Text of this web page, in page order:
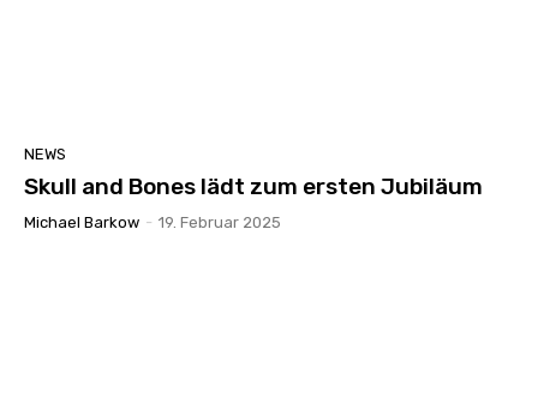
NEWS
Skull and Bones lädt zum ersten Jubiläum
Michael Barkow - 19. Februar 2025